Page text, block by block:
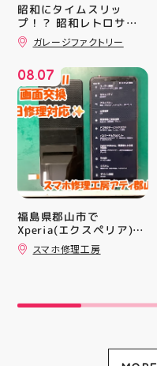
昭和にタイムスリッ
プ！？ 昭和レトロサイ
ンボード大量入荷しまし
た！ 今回はお菓子系を
屋に飾ればバッチグー
郡山駅前 アティ郡山4F
“ガレージファクトリ
ー”へ遊びに来てね️‍️‍️‍ #福
島 #郡山 #郡山駅前 #雑
貨屋 #昭和レトロ
ガレージファクトリー
08.07
福島県郡山市で
Xperia(エクスペリア)の
画面交換も即日修理対応
😊💪
スマホ修理工房